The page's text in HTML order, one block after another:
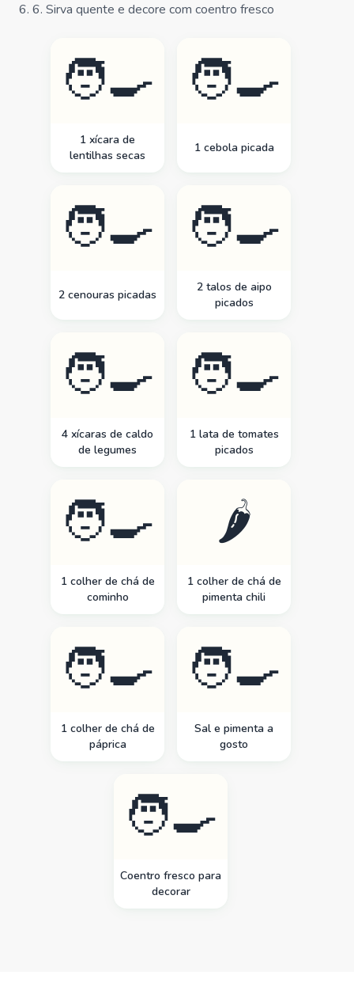
6. 6. Sirva quente e decore com coentro fresco
🧑‍🍳
1 xícara de
lentilhas secas
🧑‍🍳
1 cebola picada
🧑‍🍳
2 cenouras picadas
🧑‍🍳
2 talos de aipo
picados
🧑‍🍳
4 xícaras de caldo
de legumes
🧑‍🍳
1 lata de tomates
picados
🧑‍🍳
1 colher de chá de
cominho
🌶️
1 colher de chá de
pimenta chili
🧑‍🍳
1 colher de chá de
páprica
🧑‍🍳
Sal e pimenta a
gosto
🧑‍🍳
Coentro fresco para
decorar